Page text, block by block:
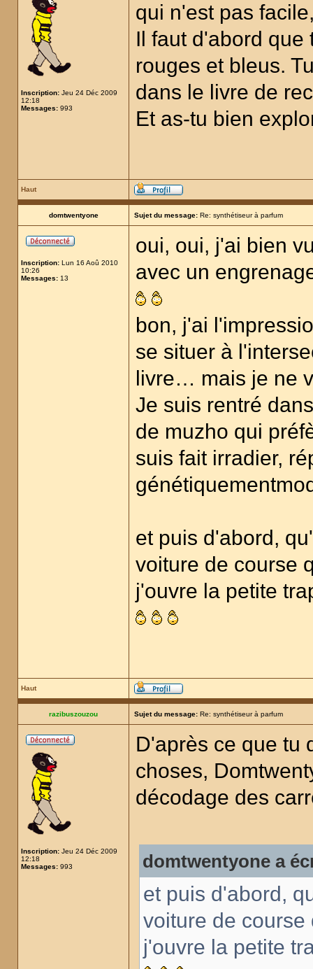
Inscription: Jeu 24 Déc 2009
12:18
Messages: 993
qui n'est pas
Il faut d'abord que
rouges et bleus.
dans le livre de
Et as-tu bien
Haut
domtwentyone Sujet du message: Re: synthétiseur à parfum
Inscription: Lun 16 Aoû 2010
10:26
Messages: 13
oui, oui, j'ai bien
avec un
bon, j'ai
se situer à
livre… mais je ne
Je suis rentré
de muzho qui
suis fait irradier,
et puis d'abord,
voiture de course
j'ouvre la petite
Haut
razibuszouzou Sujet du message: Re: synthétiseur à parfum
Inscription: Jeu 24 Déc 2009
12:18
Messages: 993
D'après ce que tu
choses,
décodage des
domtwentyone a
et puis d'abord,
voiture de
j'ouvre la petite